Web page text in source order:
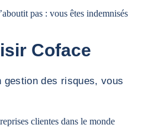
pas : vous êtes indemnisés
Coface
des risques, vous
clientes dans le monde